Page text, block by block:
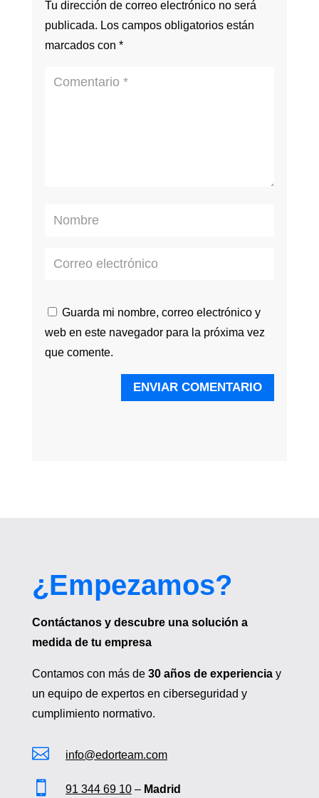
Tu dirección de correo electrónico no será
publicada. Los campos obligatorios están
marcados con *
Guarda mi nombre, correo electrónico y
web en este navegador para la próxima vez
que comente.
ENVIAR COMENTARIO
¿Empezamos?
Contáctanos y descubre una solución a
medida de tu empresa
Contamos con más de 30 años de experienciay
un equipo de expertos en ciberseguridad y
cumplimiento normativo.
 info@edorteam.com
 91 344 69 10– Madrid